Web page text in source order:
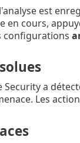
est
en cours,
configurations
Security a
Les